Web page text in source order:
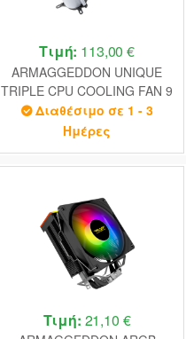
Τιμή: 113,00 €
ARMAGGEDDON UNIQUE
TRIPLE CPU COOLING FAN 9
BLADE DEEP FREEZE ADV
A360 ARGB WHITE
Διαθέσιμο σε 1 - 3
Ημέρες
Τιμή: 21,10 €